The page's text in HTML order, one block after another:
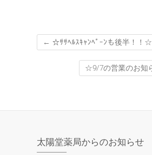
← ☆ｻｻﾍﾙｽｷｬﾝﾍﾟｰﾝも後半！！☆
☆9/7の営業のお知
太陽堂薬局からのお知らせ